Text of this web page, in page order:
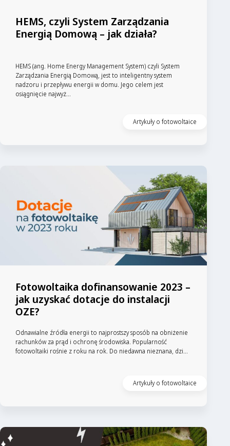
HEMS, czyli System Zarządzania
Energią Domową – jak działa?
HEMS (ang. Home Energy Management System) czyli System
Zarządzania Energią Domową, jest to inteligentny system
nadzoru i przepływu energii w domu. Jego celem jest
osiągnięcie najwyż...
Artykuły o fotowoltaice
Fotowoltaika dofinansowanie 2023 –
jak uzyskać dotacje do instalacji
OZE?
Odnawialne źródła energii to najprostszy sposób na obniżenie
rachunków za prąd i ochronę środowiska. Popularność
fotowoltaiki rośnie z roku na rok. Do niedawna nieznana, dzi...
Artykuły o fotowoltaice